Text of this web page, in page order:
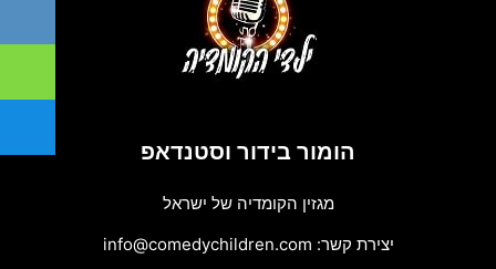
הומור בידור וסטנדאפ
מגזין הקומדיה של ישראל
יצירת קשר: info@comedychildren.com